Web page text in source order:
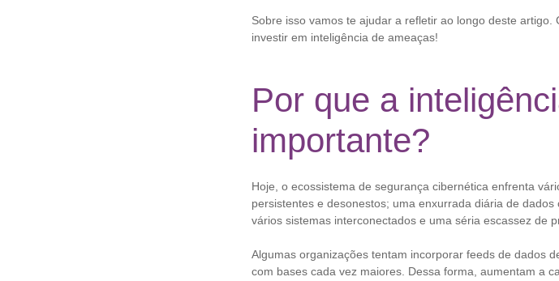
Sobre isso vamos te ajudar a refletir ao longo deste
investir em inteligência de ameaças!
Por que a
importante?
Hoje, o ecossistema de segurança cibernética enfrenta
persistentes e desonestos; uma enxurrada diária de
vários sistemas interconectados e uma séria escassez de
Algumas organizações tentam incorporar feeds de dados
com bases cada vez maiores. Dessa forma, aumentam a